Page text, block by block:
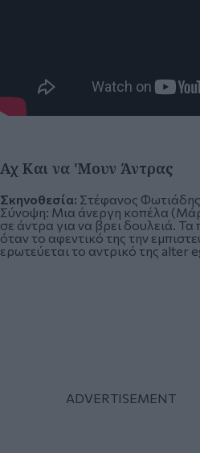
Αχ Και να 'Μουν Άντρας
Σκηνοθεσία: Στέφανος Φωτιάδης
Σύνοψη: Μια άνεργη κοπέλα
σε άντρα για να βρει δουλειά.
όταν το αφεντικό της την
ερωτεύεται το αντρικό της alter